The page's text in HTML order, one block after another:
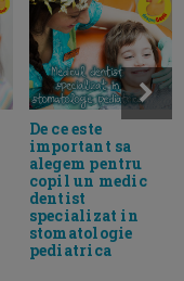
De ce este
important sa
alegem pentru
copil un medic
dentist
specializat in
stomatologie
pediatrica